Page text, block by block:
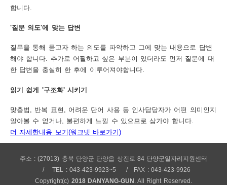
합니다.
'질문 의도'에 맞는 답변
질무을 통해 묻고자 하는 의도를 파악하고 그에 맞는 내용으로 답변
해야 합니다. 추가로 어필하고 싶은 부분이 있더라도 먼저 질문에 대
한 답변을 충실히 한 후에 이루어져야합니다.
읽기 쉽게 '구조화' 시키기
맞춤법, 반복 표현, 어려운 단어 사용 등 인사담당자가 어떤 의미인지
알아볼 수 없거나, 불편하게 느낄 수 있으므로 삼가야 합니다.
더 자세한내용 보기(워크넷 바로가기)
주소 : (27013) 충북 단양군 단양읍 상진로 84 단양군일자리지원센터
TEL : 043-423-9923~5
FAX : 043-423-9926
Copyright(c) 2018 DANYANG-GUN . All Right Reserved.